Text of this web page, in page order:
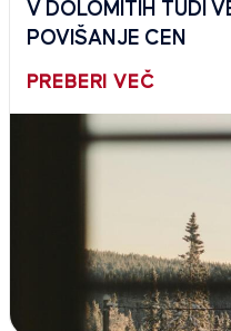
V DOLOMITIH TUDI
POVIŠANJE CEN
PREBERI VEČ